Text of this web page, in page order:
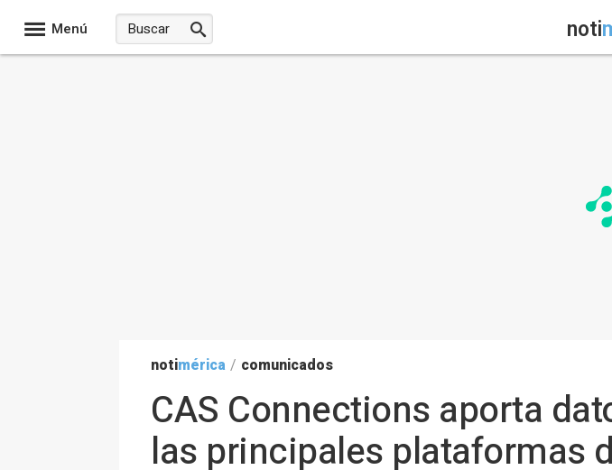
Menú noti
notimérica / comunicados
CAS Connections aporta
las principales plataformas